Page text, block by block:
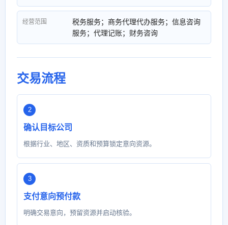
经营范围
税务服务；商务代理代办服务；信息咨询
服务；代理记账；财务咨询
交易流程
确认目标公司
根据行业、地区、资质和预算锁定意向资源。
支付意向预付款
明确交易意向，预留资源并启动核验。